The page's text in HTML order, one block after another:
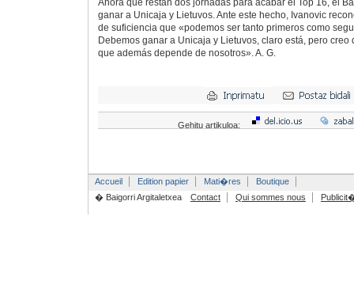
Ahora que restan dos jornadas para acabar el Top 16, el
ganar a Unicaja y Lietuvos. Ante este hecho, Ivanovic
de suficiencia que «podemos ser tanto primeros como
Debemos ganar a Unicaja y Lietuvos, claro está, pero creo
que además depende de nosotros». A. G.
Gehitu artikuloa:
Accueil Edition papier Mati�res
Boutique
� Baigorri Argitaletxea
Contact Qui sommes nous